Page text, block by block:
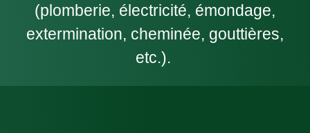
(plomberie, électricité, émondage,
extermination, cheminée, gouttières,
etc.).